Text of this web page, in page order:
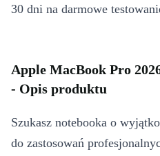
30 dni na darmowe
Apple MacBook Pro
- Opis produktu
Szukasz notebooka o
do zastosowań